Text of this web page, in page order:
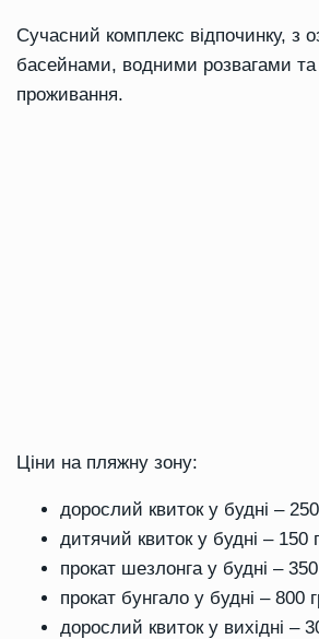
Сучасний комплекс відпочинку, з
басейнами, водними розвагами
проживання.
Ціни на пляжну зону:
дорослий квиток у будні –
дитячий квиток у будні – 150
прокат шезлонга у будні –
прокат бунгало у будні – 800
дорослий квиток у вихідні –